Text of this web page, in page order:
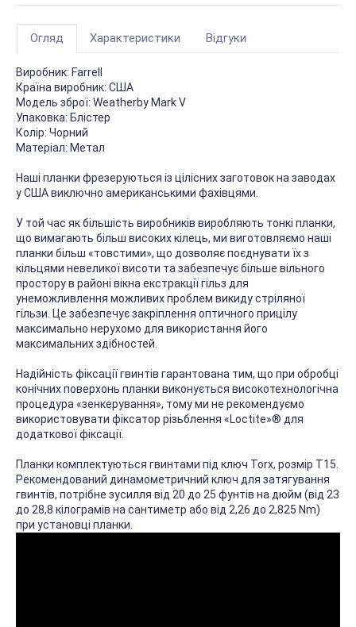
Огляд Характеристики Відгуки
Виробник: Farrell
Країна виробник: США
Модель зброї: Weatherby Mark V
Упаковка: Блістер
Колір: Чорний
Матеріал: Метал
Наші планки фрезеруються із цілісних заготовок на заводах
у США виключно американськими фахівцями.
У той час як більшість виробників виробляють тонкі планки,
що вимагають більш високих кілець, ми виготовляємо наші
планки більш «товстими», що дозволяє поєднувати їх з
кільцями невеликої висоти та забезпечує більше вільного
простору в районі вікна екстракції гільз для
унеможливлення можливих проблем викиду стріляної
гільзи. Це забезпечує закріплення оптичного прицілу
максимально нерухомо для використання його
максимальних здібностей.
Надійність фіксації гвинтів гарантована тим, що при обробці
конічних поверхонь планки виконується високотехнологічна
процедура «зенкерування», тому ми не рекомендуємо
використовувати фіксатор різьблення «Loctite»® для
додаткової фіксації.
Планки комплектуються гвинтами під ключ Torx, розмір T15.
Рекомендований динамометричний ключ для затягування
гвинтів, потрібне зусилля від 20 до 25 фунтів на дюйм (від 23
до 28,8 кілограмів на сантиметр або від 2,26 до 2,825 Nm)
при установці планки.